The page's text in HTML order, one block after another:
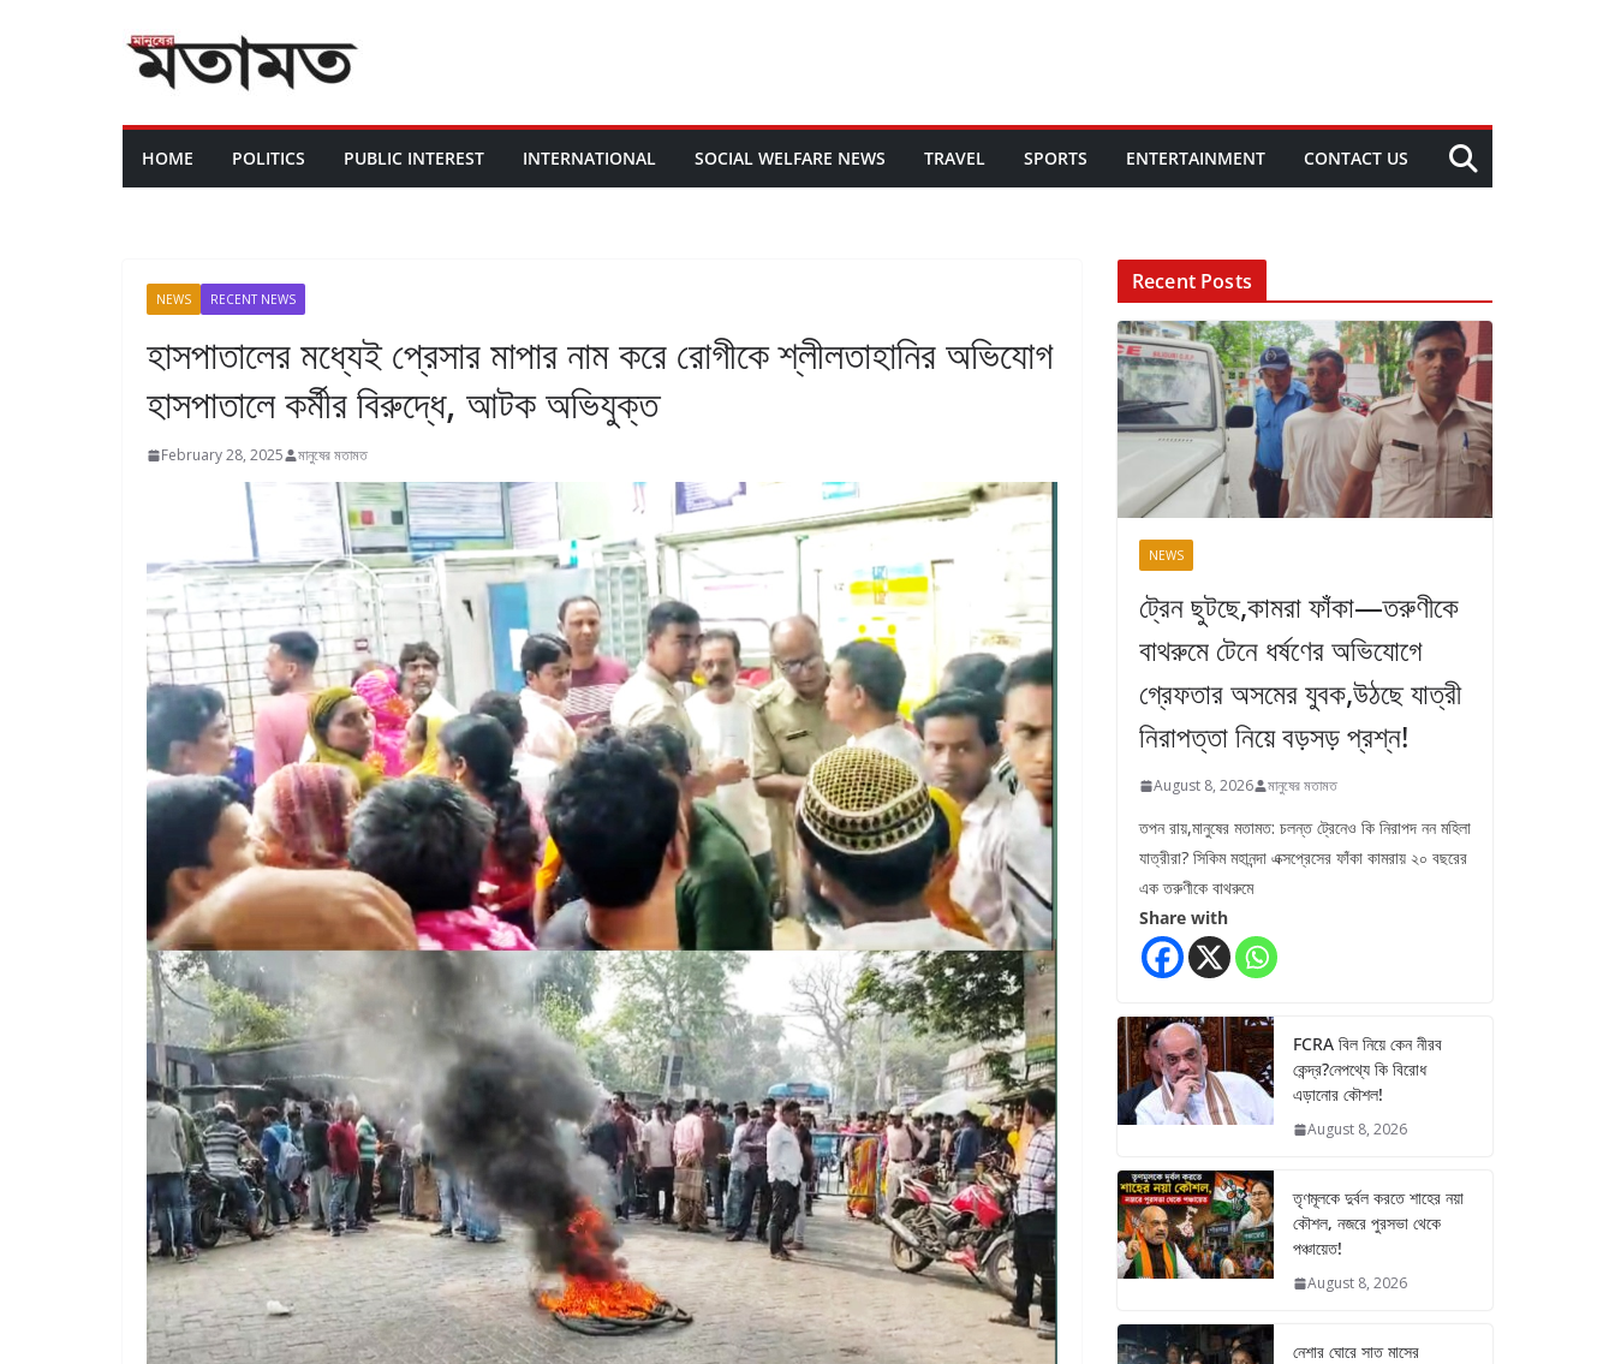
HOME POLITICS PUBLIC INTEREST INTERNATIONAL SOCIAL WELFARE NEWS TRAVEL SPORTS ENTERTAINMENT CONTACT US
NEWS RECENT NEWS
হাসপাতালের মধ্যেই প্রেসার মাপার নাম করে রোগীকে শ্লীলতাহানির অভিযোগ
হাসপাতালে কর্মীর বিরুদ্ধে, আটক অভিযুক্ত
February 28, 2025 মানুষের মতামত
Recent Posts
NEWS
ট্রেন ছুটছে,কামরা ফাঁকা—তরুণীকে
বাথরুমে টেনে ধর্ষণের অভিযোগে
গ্রেফতার অসমের যুবক,উঠছে যাত্রী
নিরাপত্তা নিয়ে বড়সড় প্রশ্ন!
August 8, 2026 মানুষের মতামত
তপন রায়,মানুষের মতামত: চলন্ত ট্রেনেও কি নিরাপদ নন মহিলা
যাত্রীরা? সিকিম মহানন্দা এক্সপ্রেসের ফাঁকা কামরায় ২০ বছরের
এক তরুণীকে বাথরুমে
Share with
FCRA বিল নিয়ে কেন নীরব
কেন্দ্র?নেপথ্যে কি বিরোধ
এড়ানোর কৌশল!
August 8, 2026
তৃণমূলকে দুর্বল করতে শাহের নয়া
কৌশল, নজরে পুরসভা থেকে
পঞ্চায়েত!
August 8, 2026
নেশার ঘোরে সাত মাসের